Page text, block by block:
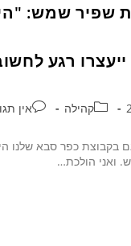
שפיר שמש:
רגע
קהילה אין
ואני הולכת…